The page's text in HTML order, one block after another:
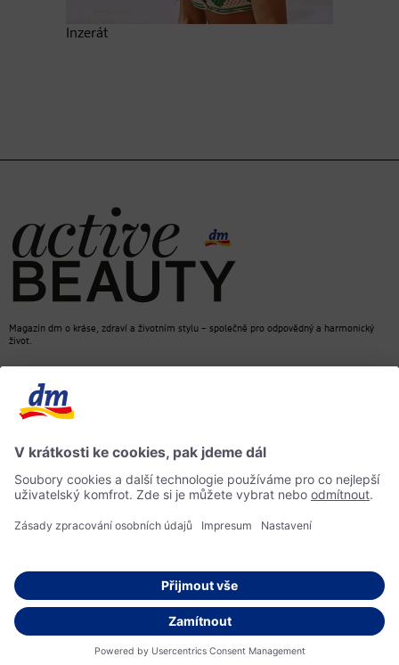
Inzerát
Magazín dm o kráse, zdraví a životním stylu – společně pro odpovědný a harmonický
život.
Směrnice pro umělou inteligenci
© 2026 dm drogerie markt s.r.o.